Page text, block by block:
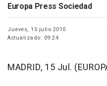
Europa Press Sociedad
Jueves, 15 julio 2010
Actualizado: 09:24
MADRID, 15 Jul.